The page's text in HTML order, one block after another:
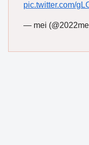
pic.twitter.com/
— mei